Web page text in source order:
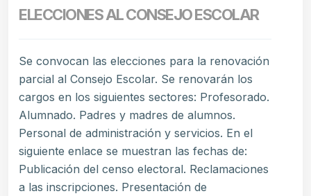
ELECCIONES AL CONSEJO ESCOLAR
Se convocan las elecciones para la renovación
parcial al Consejo Escolar. Se renovarán los
cargos en los siguientes sectores: Profesorado.
Alumnado. Padres y madres de alumnos.
Personal de administración y servicios. En el
siguiente enlace se muestran las fechas de:
Publicación del censo electoral. Reclamaciones
a las inscripciones. Presentación de